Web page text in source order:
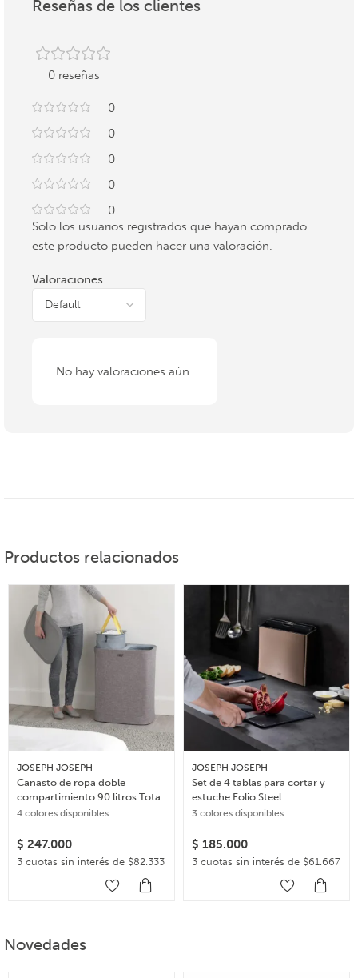
Reseñas de los clientes
0 reseñas
0
0
0
0
0
Valoraciones
No hay valoraciones aún.
Solo los usuarios registrados que hayan comprado
este producto pueden hacer una valoración.
Productos relacionados
JOSEPH JOSEPH
Canasto de ropa doble
compartimiento 90 litros Tota
4 colores disponibles
$ 247.000
3 cuotas sin interés de $82.333
JOSEPH JOSEPH
Set de 4 tablas para cortar y
estuche Folio Steel
3 colores disponibles
$ 185.000
3 cuotas sin interés de $61.667
Novedades